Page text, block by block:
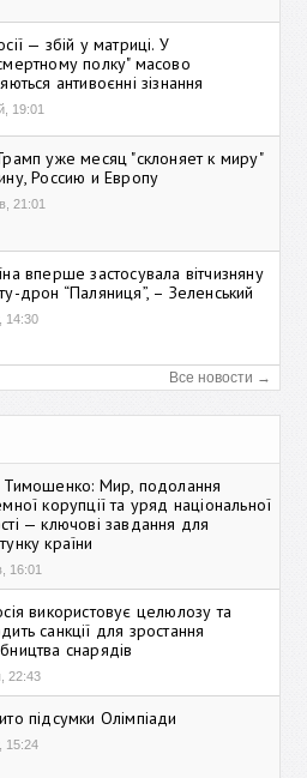
— збій у матриці. У
полку" масово
антивоєнні зізнання
19:01
уже месяц "склоняет к миру"
Россию и Европу
21:01
вперше застосувала вітчизняну
дрон “Паляниця”, – Зеленський
14:30
Все новости →
Тимошенко: Мир, подолання
корупції та уряд національної
— ключові завдання для
країни
16:01
використовує целюлозу та
санкції для зростання
снарядів
22:43
підсумки Олімпіади
15:24